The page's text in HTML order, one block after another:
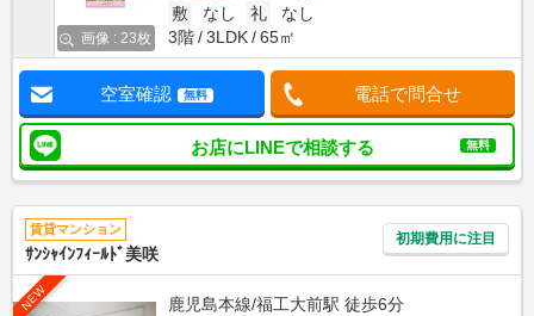
画像 : 23枚
敷
なし 礼
なし
3階
3LDK 65㎡
空室確認 無料 電話で問合せ
お店にLINEで相談する 無料
賃貸マンション
ｻﾝｼｬｲﾝﾌｨｰﾙﾄﾞ美咲
初期費用に注目
NEW
鹿児島本線/福工大前駅 徒歩6分